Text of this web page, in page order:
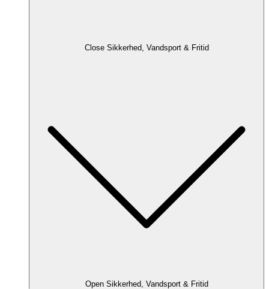
Close Sikkerhed, Vandsport & Fritid
Open Sikkerhed, Vandsport & Fritid